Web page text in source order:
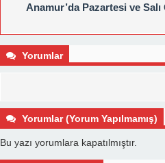
Anamur’da Pazartesi ve
Yorumlar
Yorumlar (Yorum Yapılmamış)
Bu yazı yorumlara kapatılmıştır.